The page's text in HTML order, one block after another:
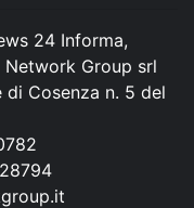
24 Informa,
Group srl
di Cosenza n. 5 del